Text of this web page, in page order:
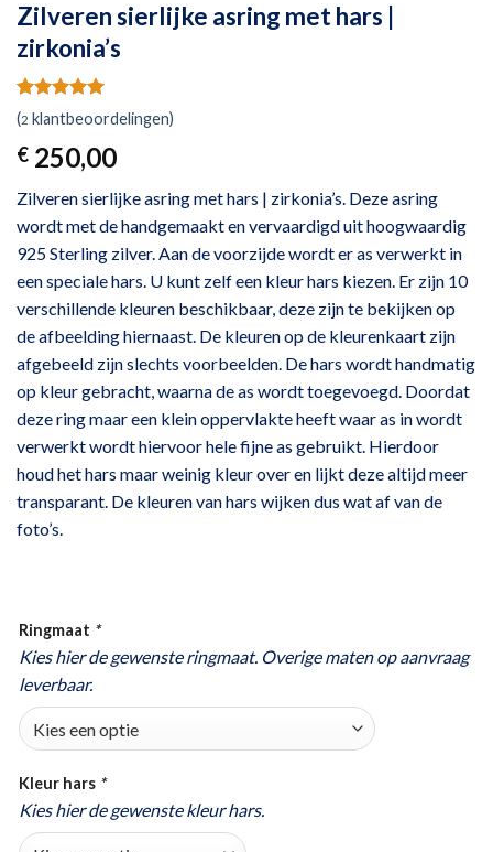
Zilveren sierlijke asring met hars |
zirkonia’s
Gewaardeerd
5.00op 5
gebaseerd
op
2
klant
(2 klantbeoordelingen)
€ 250,00
Zilveren sierlijke asring met hars | zirkonia’s. Deze asring
wordt met de handgemaakt en vervaardigd uit hoogwaardig
925 Sterling zilver. Aan de voorzijde wordt er as verwerkt in
een speciale hars. U kunt zelf een kleur hars kiezen. Er zijn 10
verschillende kleuren beschikbaar, deze zijn te bekijken op
de afbeelding hiernaast. De kleuren op de kleurenkaart zijn
afgebeeld zijn slechts voorbeelden. De hars wordt handmatig
op kleur gebracht, waarna de as wordt toegevoegd. Doordat
deze ring maar een klein oppervlakte heeft waar as in wordt
verwerkt wordt hiervoor hele fijne as gebruikt. Hierdoor
houd het hars maar weinig kleur over en lijkt deze altijd meer
transparant. De kleuren van hars wijken dus wat af van de
foto’s.
Ringmaat *
Kies hier de gewenste ringmaat. Overige maten op aanvraag
leverbaar.
Kleur hars *
Kies hier de gewenste kleur hars.